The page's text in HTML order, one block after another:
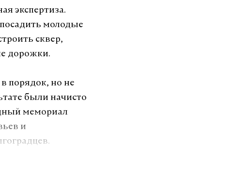
экспертиза.
молодые
сквер,
дорожки.
порядок, но не
были начисто
мемориал
и
тормозит интернет.